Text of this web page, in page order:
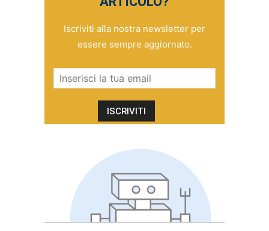
Iscriviti alla nostra newsletter per
essere sempre aggiornato.